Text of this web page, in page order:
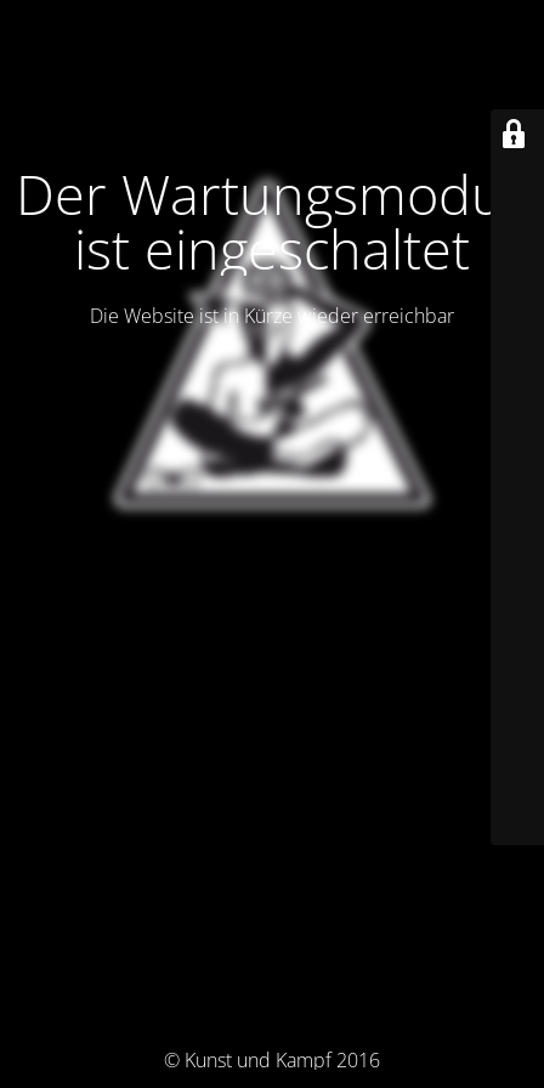
Der Wartungsmodus
ist eingeschaltet
Die Website ist in Kürze wieder erreichbar
© Kunst und Kampf 2016